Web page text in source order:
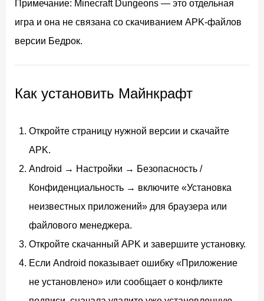
Примечание: Minecraft Dungeons — это отдельная
игра и она не связана со скачиванием APK-файлов
версии Бедрок.
Как установить Майнкрафт
Откройте страницу нужной версии и скачайте
APK.
Android → Настройки → Безопасность /
Конфиденциальность → включите «Установка
неизвестных приложений» для браузера или
файлового менеджера.
Откройте скачанный APK и завершите установку.
Если Android показывает ошибку «Приложение
не установлено» или сообщает о конфликте